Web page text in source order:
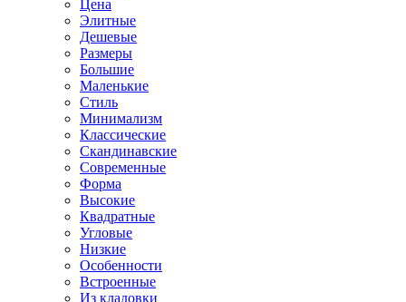
Цена
Элитные
Дешевые
Размеры
Большие
Маленькие
Стиль
Минимализм
Классические
Скандинавские
Современные
Форма
Высокие
Квадратные
Угловые
Низкие
Особенности
Встроенные
Из кладовки